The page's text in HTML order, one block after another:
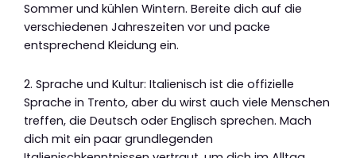
Sommer und kühlen Wintern. Bereite dich auf die
verschiedenen Jahreszeiten vor und packe
entsprechend Kleidung ein.
2. Sprache und Kultur: Italienisch ist die offizielle
Sprache in Trento, aber du wirst auch viele Menschen
treffen, die Deutsch oder Englisch sprechen. Mach
dich mit ein paar grundlegenden